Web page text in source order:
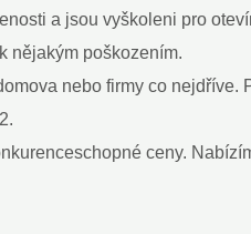
a⁣ jsou ‍vyškoleni⁣ pro
nějakým poškozením.
nebo firmy co nejdříve.
ceny.